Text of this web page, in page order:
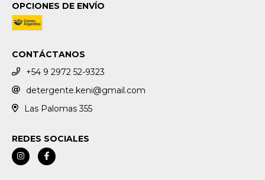
OPCIONES DE ENVÍO
CONTÁCTANOS
+54 9 2972 52-9323
detergente.keni@gmail.com
Las Palomas 355
REDES SOCIALES